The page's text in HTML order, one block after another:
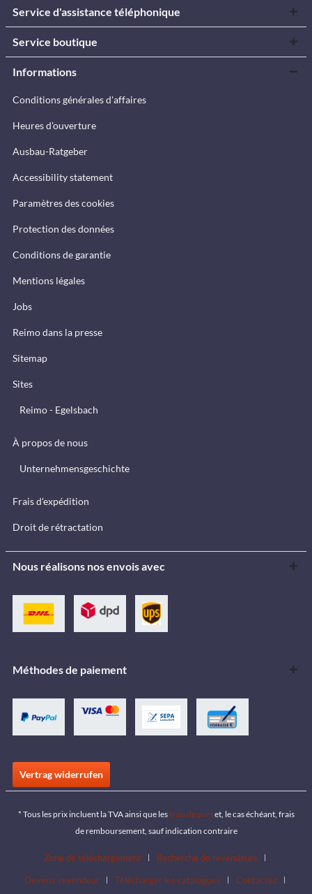
Service d'assistance téléphonique
Service boutique
Informations
Conditions générales d'affaires
Heures d'ouverture
Ausbau-Ratgeber
Accessibility statement
Paramètres des cookies
Protection des données
Conditions de garantie
Mentions légales
Jobs
Reimo dans la presse
Sitemap
Sites
Reimo - Egelsbach
À propos de nous
Unternehmensgeschichte
Frais d'expédition
Droit de rétractation
Nous réalisons nos envois avec
Méthodes de paiement
Vertrag widerrufen
* Tous les prix incluent la TVA ainsi que lesfrais de portet, le cas échéant, frais
de remboursement, sauf indication contraire
Zone de téléchargement
Recherche de revendeurs
Devenir revendeur
Télécharger les catalogues Contactez